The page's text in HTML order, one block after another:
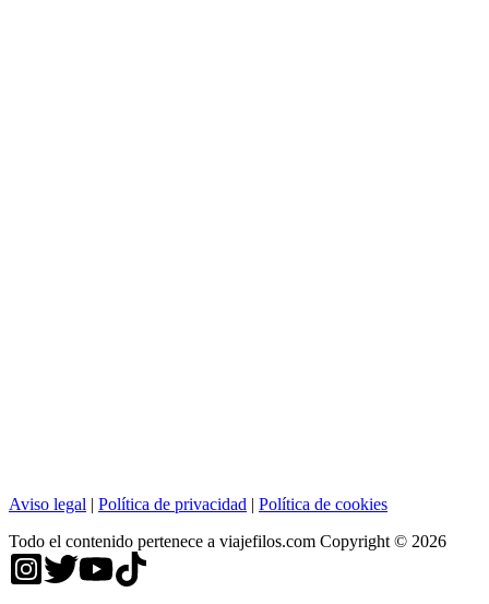
Aviso legal | Política de privacidad | Política de cookies
Todo el contenido pertenece a viajefilos.com Copyright © 2026